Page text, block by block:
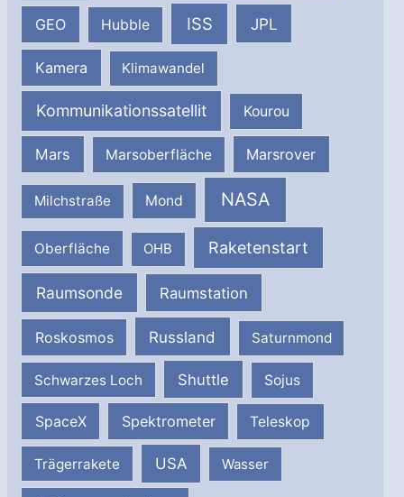
GEO Hubble ISS JPL
Kamera Klimawandel
Kommunikationssatellit Kourou
Mars Marsoberfläche Marsrover
Milchstraße Mond NASA
Oberfläche OHB Raketenstart
Raumsonde Raumstation
Roskosmos Russland Saturnmond
Schwarzes Loch Shuttle Sojus
SpaceX Spektrometer Teleskop
Trägerrakete USA Wasser